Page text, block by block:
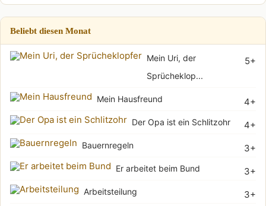
Beliebt diesen Monat
5+
Mein Uri, der
Sprücheklop...
4+
Mein Hausfreund
4+
Der Opa ist ein Schlitzohr
3+
Bauernregeln
3+
Er arbeitet beim Bund
3+
Arbeitsteilung